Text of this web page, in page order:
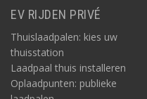
EV RIJDEN PRIVÉ
Thuislaadpalen: kies uw
thuisstation
Laadpaal thuis installeren
Oplaadpunten: publieke